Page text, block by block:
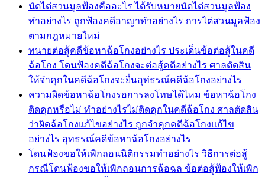
นัดไต่สวนมูลฟ้องคืออะไร ได้รับหมายนัดไต่สวนมูลฟ้อง
ทำอย่างไร ถูกฟ้องคดีอาญาทำอย่างไร การไต่สวนมูลฟ้อง
ตามกฎหมายใหม่
ทนายต่อสู้คดีข้อหาฉ้อโกงอย่างไร ประเด็นข้อต่อสู้ในคดี
ฉ้อโกง โดนฟ้องคดีฉ้อโกงจะต่อสู้คดีอย่างไร ศาลตัดสิน
ให้จำคุกในคดีฉ้อโกงจะยื่นอุท่ธรณ์คดีฉ้อโกงอย่างไร
ความผิดข้อหาฉ้อโกงรอการลงโทษได้ไหม ข้อหาฉ้อโกง
ติดคุกหรือไม่ ทำอย่างไรไม่ติดคุกในคดีฉ้อโกง ศาลตัดสิน
ว่าผิดฉ้อโกงแก้ไขอย่างไร ถูกจำคุกคดีฉ้อโกงแก้ไข
อย่างไร อุทธรณ์คดีข้อหาฉ้อโกงอย่างไร
โดนฟ้องขอให้เพิกถอนนิติกรรมทำอย่างไร วิธีการต่อสู้
กรณีโดนฟ้องขอให้เพิกถอนการฉ้อฉล ข้อต่อสู้ฟ้องให้เพิก